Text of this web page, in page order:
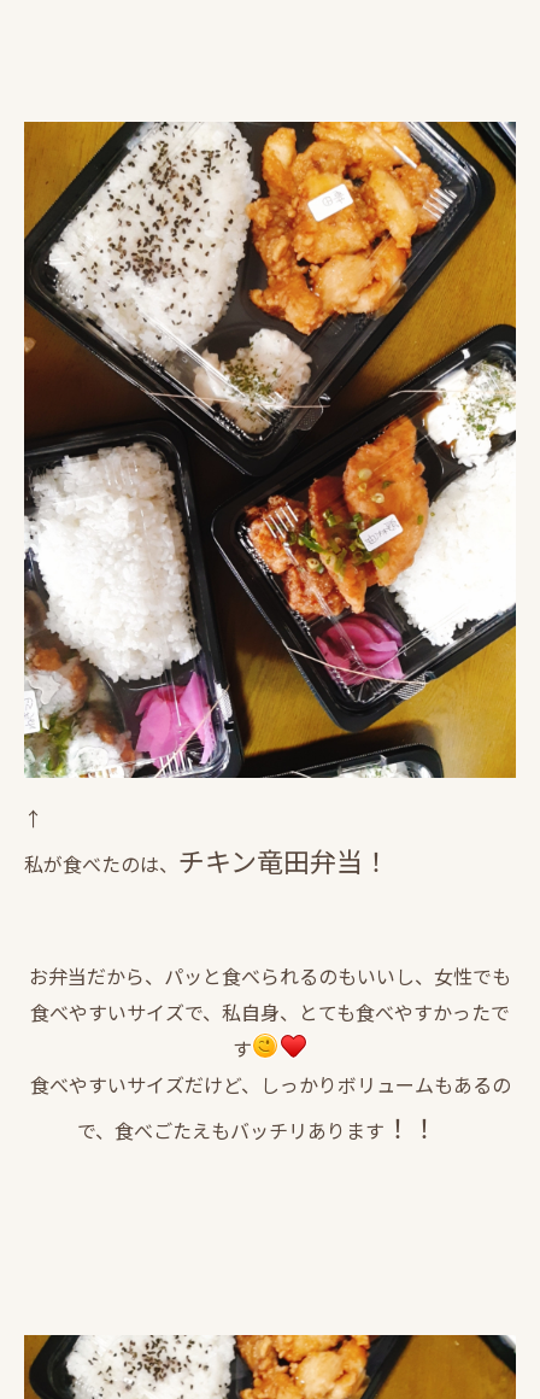
↑
私が食べたのは、 チキン竜田弁当！
お弁当だから、パッと食べられるのもいいし、女性でも
食べやすいサイズで、私自身、とても食べやすかったで
す
食べやすいサイズだけど、しっかりボリュームもあるの
で、食べごたえもバッチリあります ！！